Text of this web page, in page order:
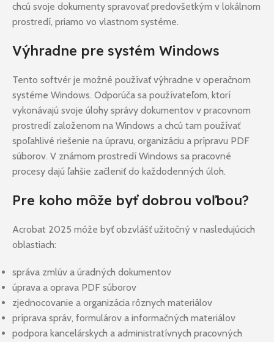
chcú svoje dokumenty spravovať predovšetkým v lokálnom
prostredí, priamo vo vlastnom systéme.
Výhradne pre systém Windows
Tento softvér je možné používať výhradne v operačnom
systéme Windows. Odporúča sa používateľom, ktorí
vykonávajú svoje úlohy správy dokumentov v pracovnom
prostredí založenom na Windows a chcú tam používať
spoľahlivé riešenie na úpravu, organizáciu a prípravu PDF
súborov. V známom prostredí Windows sa pracovné
procesy dajú ľahšie začleniť do každodenných úloh.
Pre koho môže byť dobrou voľbou?
Acrobat 2025 môže byť obzvlášť užitočný v nasledujúcich
oblastiach:
správa zmlúv a úradných dokumentov
úprava a oprava PDF súborov
zjednocovanie a organizácia rôznych materiálov
príprava správ, formulárov a informačných materiálov
podpora kancelárskych a administratívnych pracovných